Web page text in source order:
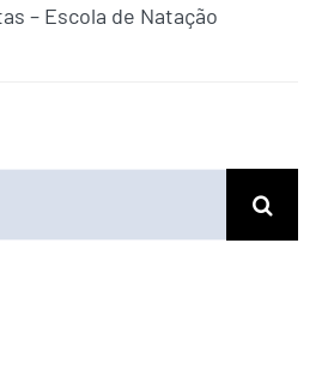
– Escola de Natação